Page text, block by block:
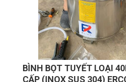
BÌNH BỌT TUYẾT LOẠI
CẤP (INOX SUS 304)